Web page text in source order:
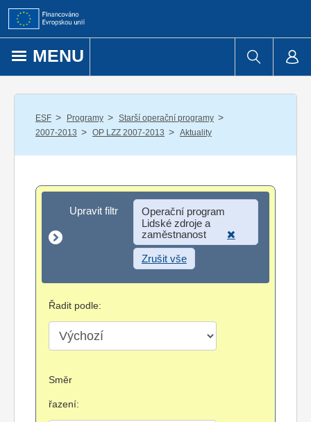
Přejít k obsahu
MENU
ESF / Programy / Starší operační programy /
2007-2013 / OP LZZ 2007-2013 / Aktuality
Upravit filtr
Upravit filtr
Operační program
Lidské zdroje a
zaměstnanost
Zrušit vše
Řadit podle:
Směr
řazení: